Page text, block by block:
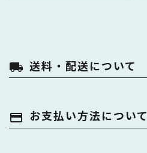
local_shipping 送料・配送について
payment お支払い方法について